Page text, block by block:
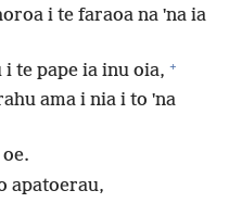
i te faraoa na ˈna ia
i te pape ia inu oia, +
ama i nia i to ˈna
apatoerau,